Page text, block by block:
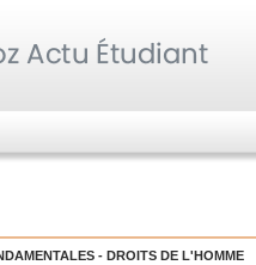
- DROITS DE L'HOMME